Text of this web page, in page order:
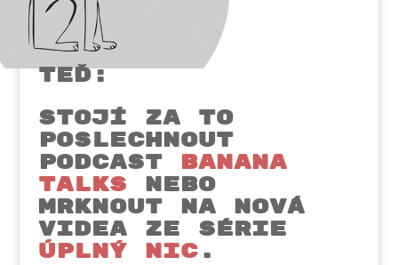
Teď:
stojí za to
poslechnout
podcast BANANA
TALKS NEBO
MRKNOUT NA NOVÁ
VIDEA ZE SÉRIE
ÚPLNÝ NIC.